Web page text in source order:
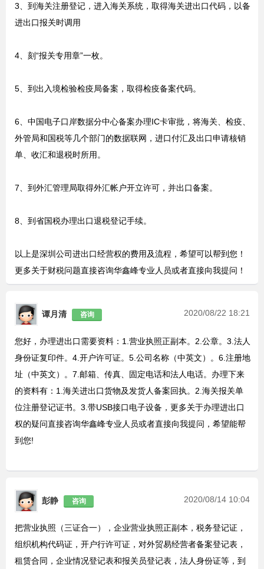
3、到海关注册登记，进入海关系统，取得海关进出口代码，以备
进出口报关时调用
4、刻“报关专用章”一枚。
5、到出入境检验检疫局备案，取得检疫备案代码。
6、中国电子口岸数据分中心备案办理IC卡审批，将海关、检疫、
外管局和国税等几个部门的数据联网，进口付汇及出口申请核销
单、收汇和退税时所用。
7、到外汇管理局取得外汇帐户开立许可，并出口备案。
8、到省国税办理出口退税登记手续。
以上是深圳公司进出口经营权的费用及流程，希望可以帮到您！
更多关于财税问题直接咨询华鑫峰专业人员或者直接向我提问！
谭月清 咨询 2020/08/22 18:21
您好，办理进出口需要资料：1.营业执照正副本。2.公章。3.法人
身份证复印件。4.开户许可证。5.公司名称（中英文）。6.注册地
址（中英文）。7.邮箱、传真、固定电话和法人电话。办理下来
的资料有：1.海关进出口货物及发货人备案回执。2.海关报关单
位注册登记证书。3.带USB接口电子设备，更多关于办理进出口
权的疑问直接咨询华鑫峰专业人员或者直接向我提问，希望能帮
到您!
彭静 咨询 2020/08/14 10:04
把营业执照（三证合一），企业营业执照正副本，税务登记证，
组织机构代码证，开户行许可证，对外贸易经营者备案登记表，
租赁合同，企业情况登记表和报关员登记表，法人身份证等，到